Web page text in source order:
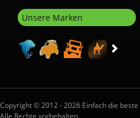
Unsere Marken
Copyright © 2012 - 2026 Einfach die beste